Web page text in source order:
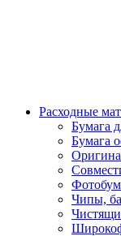
Расходные
Бумага
Бумага
Чипы,